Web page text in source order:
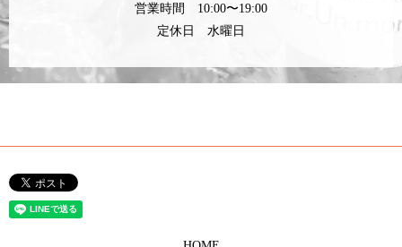
営業時間 10:00〜19:00
定休日 水曜日